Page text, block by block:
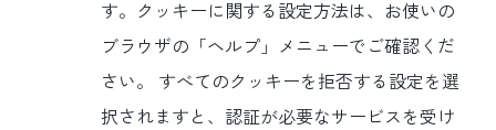
す。クッキーに関する設定方法は、お使いの
ブラウザの「ヘルプ」メニューでご確認くだ
さい。 すべてのクッキーを拒否する設定を選
択されますと、認証が必要なサービスを受け